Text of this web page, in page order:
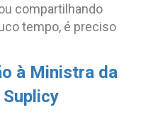
compartilhando
tempo, é preciso
à Ministra da